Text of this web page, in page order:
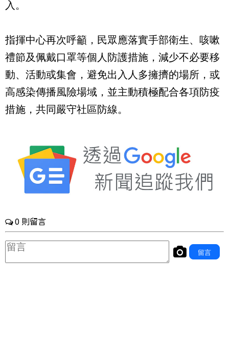
入。
指揮中心再次呼籲，民眾應落實手部衛生、咳嗽
禮節及佩戴口罩等個人防護措施，減少不必要移
動、活動或集會，避免出入人多擁擠的場所，或
高感染傳播風險場域，並主動積極配合各項防疫
措施，共同嚴守社區防線。